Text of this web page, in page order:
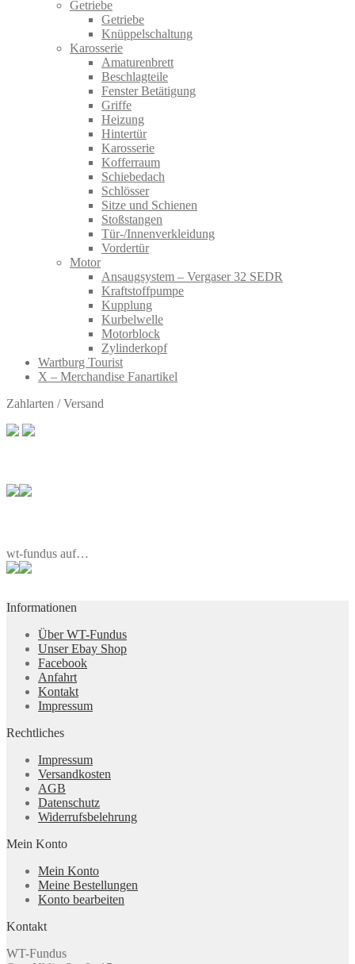
Getriebe
Getriebe
Knüppelschaltung
Karosserie
Amaturenbrett
Beschlagteile
Fenster Betätigung
Griffe
Heizung
Hintertür
Karosserie
Kofferraum
Schiebedach
Schlösser
Sitze und Schienen
Stoßstangen
Tür-/Innenverkleidung
Vordertür
Motor
Ansaugsystem – Vergaser 32 SEDR
Kraftstoffpumpe
Kupplung
Kurbelwelle
Motorblock
Zylinderkopf
Wartburg Tourist
X – Merchandise Fanartikel
Zahlarten / Versand
wt-fundus auf…
Informationen
Über WT-Fundus
Unser Ebay Shop
Facebook
Anfahrt
Kontakt
Impressum
Rechtliches
Impressum
Versandkosten
AGB
Datenschutz
Widerrufsbelehrung
Mein Konto
Mein Konto
Meine Bestellungen
Konto bearbeiten
Kontakt
WT-Fundus